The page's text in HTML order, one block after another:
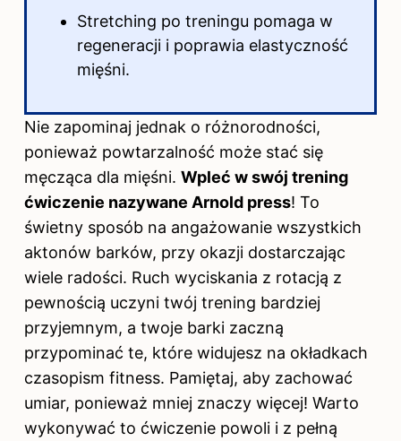
Stretching po treningu pomaga w
regeneracji i poprawia elastyczność
mięśni.
Nie zapominaj jednak o różnorodności,
ponieważ powtarzalność może stać się
męcząca dla mięśni. Wpleć w swój trening
ćwiczenie nazywane Arnold press! To
świetny sposób na angażowanie wszystkich
aktonów barków, przy okazji dostarczając
wiele radości. Ruch wyciskania z rotacją z
pewnością uczyni twój trening bardziej
przyjemnym, a twoje barki zaczną
przypominać te, które widujesz na okładkach
czasopism fitness. Pamiętaj, aby zachować
umiar, ponieważ mniej znaczy więcej! Warto
wykonywać to ćwiczenie powoli i z pełną